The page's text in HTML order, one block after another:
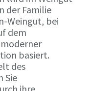
der Familie
Weingut, bei
dem
basiert.
des
Sie